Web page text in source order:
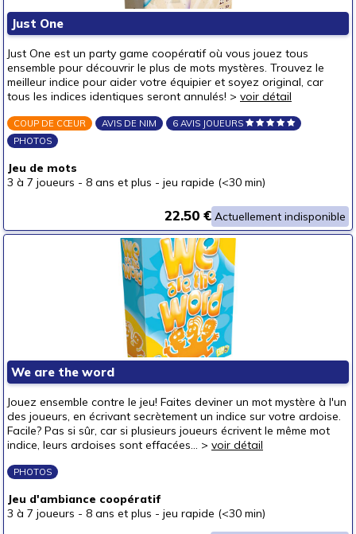
Puzzles & casse-têtes
un bébé (0-3 ans)
un p'tit bout (3-6 ans)
un junior (6-8 ans)
un jeune ado (8-12 ans)
un ado (12-16 ans)
un adulte (16 ans et +)
autour de 5 €
autour de 40 €
autour de 50 €
50 € et au-delà
Just One
Just One est un party game coopératif où vous jouez tous
ensemble pour découvrir le plus de mots mystères. Trouvez le
meilleur indice pour aider votre équipier et soyez original, car
tous les indices identiques seront annulés! > voir détail
COUP DE CŒUR AVIS DE NIM
6 AVIS JOUEURS
PHOTOS
Jeu de mots
3 à 7 joueurs - 8 ans et plus - jeu rapide (<30 min)
Actuellement indisponible
22.50 €
We are the word
Jouez ensemble contre le jeu! Faites deviner un mot mystère à l'un
des joueurs, en écrivant secrètement un indice sur votre ardoise.
Facile? Pas si sûr, car si plusieurs joueurs écrivent le même mot
indice, leurs ardoises sont effacées... > voir détail
PHOTOS
Jeu d'ambiance coopératif
3 à 7 joueurs - 8 ans et plus - jeu rapide (<30 min)